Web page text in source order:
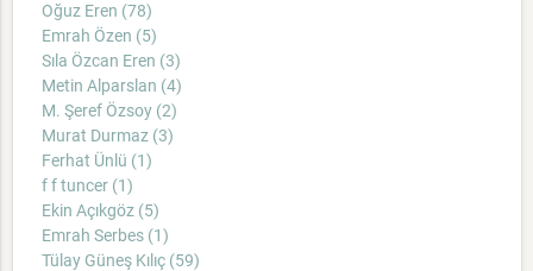
Oğuz Eren (78)
Emrah Özen (5)
Sıla Özcan Eren (3)
Metin Alparslan (4)
M. Şeref Özsoy (2)
Murat Durmaz (3)
Ferhat Ünlü (1)
f f tuncer (1)
Ekin Açıkgöz (5)
Emrah Serbes (1)
Tülay Güneş Kılıç (59)